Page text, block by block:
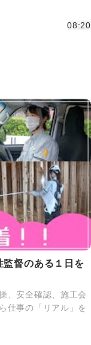
08:20
監督のある１日を
、安全確認、施工会
仕事の「リアル」を